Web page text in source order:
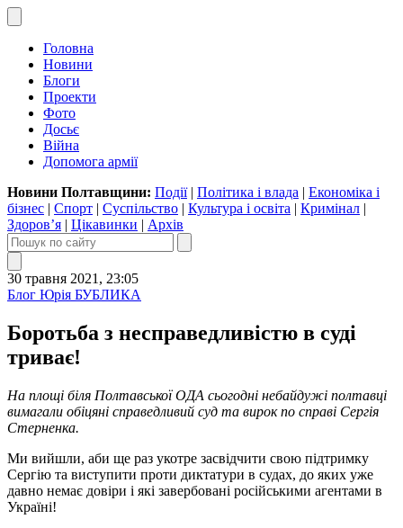
Головна
Новини
Блоги
Проекти
Фото
Досьє
Війна
Допомога армії
Новини Полтавщини: Події| Політика і влада | Економіка і
бізнес | Спорт | Суспільство | Культура і освіта | Кримінал |
Здоров’я | Цікавинки | Архів
30 травня 2021, 23:05
Блог Юрія БУБЛИКА
Боротьба з несправедливістю в суді
триває!
На площі біля Полтавської ОДА сьогодні небайдужі полтавці
вимагали обіцяні справедливий суд та вирок по справі Сергія
Стерненка.
Ми вийшли, аби ще раз укотре засвідчити свою підтримку
Сергію та виступити проти диктатури в судах, до яких уже
давно немає довіри і які завербовані російськими агентами в
Україні!